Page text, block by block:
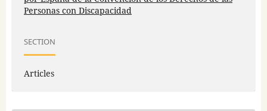
Personas con Discapacidad
SECTION
Articles